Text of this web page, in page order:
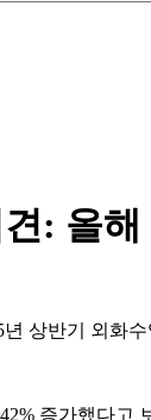
: 올
상반기 외화
증가했다